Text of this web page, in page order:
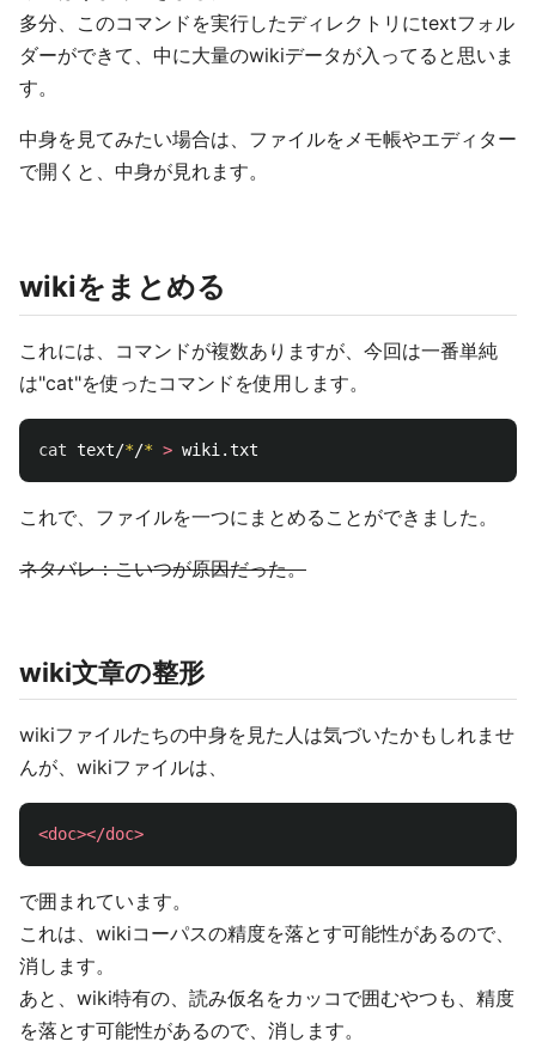
多分、このコマンドを実行したディレクトリにtextフォル
ダーができて、中に大量のwikiデータが入ってると思いま
す。
中身を見てみたい場合は、ファイルをメモ帳やエディター
で開くと、中身が見れます。
wikiをまとめる
これには、コマンドが複数ありますが、今回は一番単純
は"cat"を使ったコマンドを使用します。
cat text/*/* >
これで、ファイルを一つにまとめることができました。
ネタバレ：こいつが原因だった。
wiki文章の整形
wikiファイルたちの中身を見た人は気づいたかもしれませ
んが、wikiファイルは、
<doc></doc>
で囲まれています。
これは、wikiコーパスの精度を落とす可能性があるので、
消します。
あと、wiki特有の、読み仮名をカッコで囲むやつも、精度
を落とす可能性があるので、消します。